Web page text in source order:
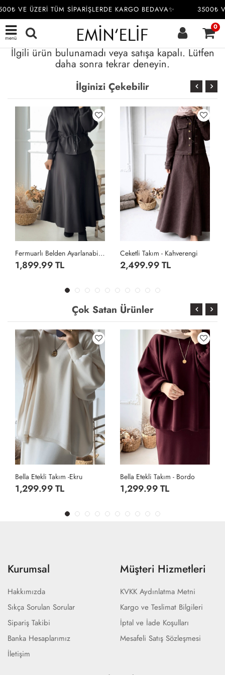
VE ÜZERİ TÜM SİPARİŞLERDE KARGO BEDAVA✨ 3500₺
menü
0
İlgili ürün bulunamadı veya satışa kapalı. Lütfen
daha sonra tekrar deneyin.
İlginizi Çekebilir
Ceketli Takım - Kahverengi
2,499.99 TL 2,799.99 TL
Çok Satan Ürünler
Bella Etekli Takım - Bordo
1,299.99 TL
Bella Etekli Takım -Siyah
1,299.99 TL
Kurumsal
Hakkımızda
Sıkça Sorulan Sorular
Sipariş Takibi
Banka Hesaplarımız
İletişim
Müşteri Hizmetleri
KVKK Aydınlatma Metni
Kargo ve Teslimat Bilgileri
İptal ve İade Koşulları
Mesafeli Satış Sözleşmesi